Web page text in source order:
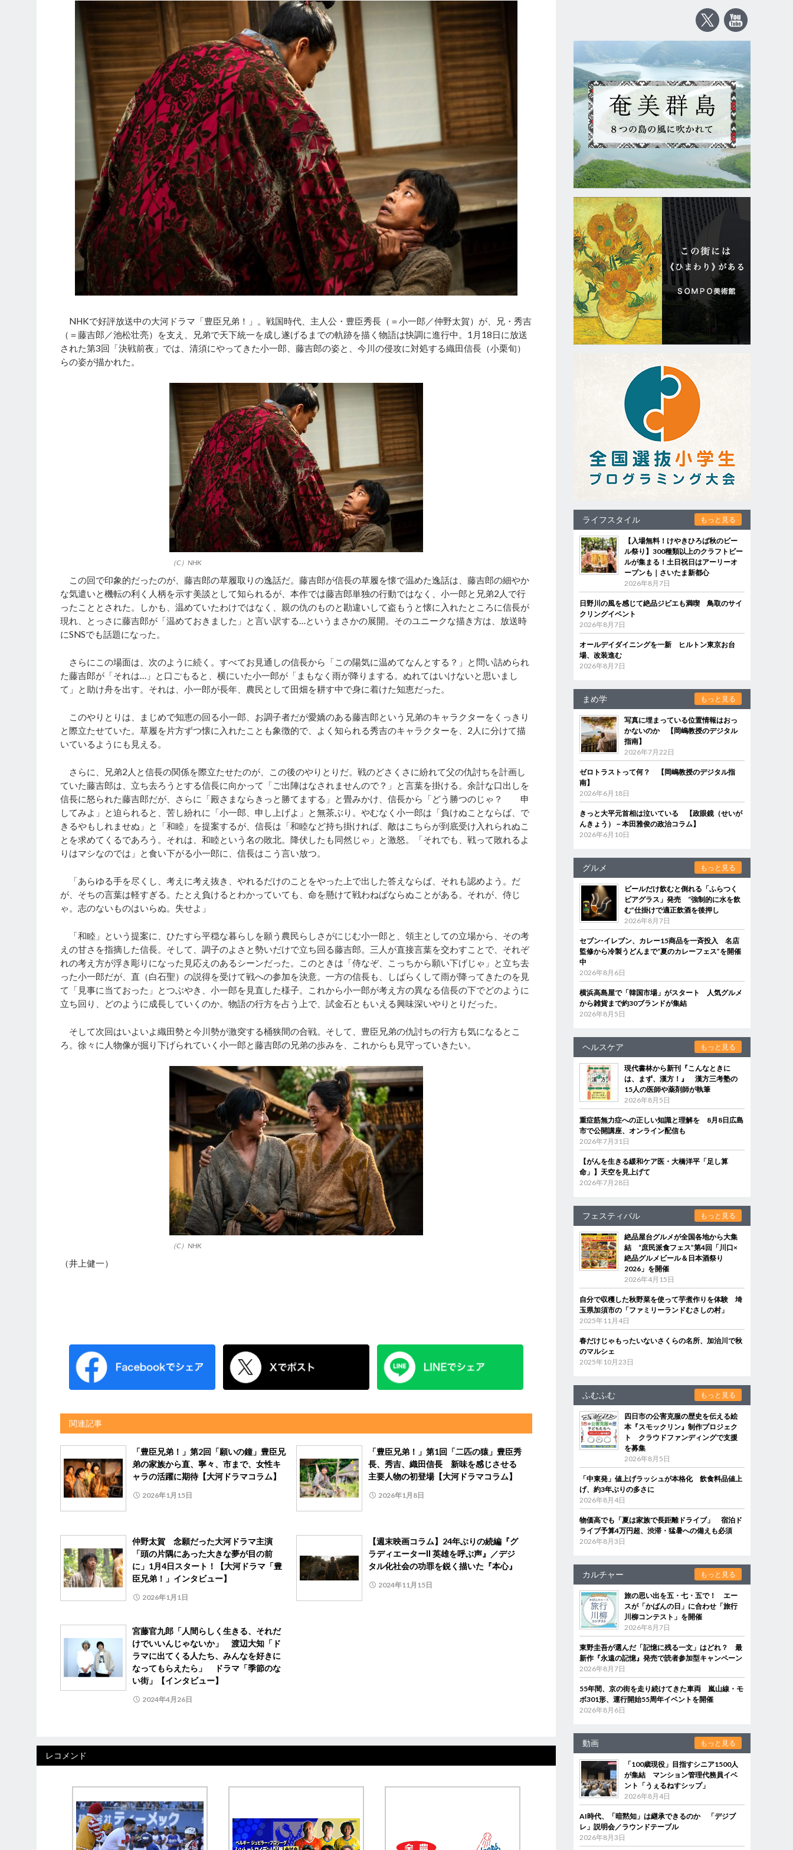
NHKで好評放送中の大河ドラマ「豊臣兄弟！」。戦国時代、主人公・豊臣秀長（＝小一郎／仲野太賀）が、兄・秀吉
（＝藤吉郎／池松壮亮）を支え、兄弟で天下統一を成し遂げるまでの軌跡を描く物語は快調に進行中。1月18日に放送
された第3回「決戦前夜」では、清須にやってきた小一郎、藤吉郎の姿と、今川の侵攻に対処する織田信長（小栗旬）
らの姿が描かれた。
（C）NHK
この回で印象的だったのが、藤吉郎の草履取りの逸話だ。藤吉郎が信長の草履を懐で温めた逸話は、藤吉郎の細やか
な気遣いと機転の利く人柄を示す美談として知られるが、本作では藤吉郎単独の行動ではなく、小一郎と兄弟2人で行
ったこととされた。しかも、温めていたわけではなく、親の仇のものと勘違いして盗もうと懐に入れたところに信長が
現れ、とっさに藤吉郎が「温めておきました」と言い訳する…というまさかの展開。そのユニークな描き方は、放送時
にSNSでも話題になった。
さらにこの場面は、次のように続く。すべてお見通しの信長から「この陽気に温めてなんとする？」と問い詰められ
た藤吉郎が「それは…」と口ごもると、横にいた小一郎が「まもなく雨が降りまする。ぬれてはいけないと思いまし
て」と助け舟を出す。それは、小一郎が長年、農民として田畑を耕す中で身に着けた知恵だった。
このやりとりは、まじめで知恵の回る小一郎、お調子者だが愛嬌のある藤吉郎という兄弟のキャラクターをくっきり
と際立たせていた。草履を片方ずつ懐に入れたことも象徴的で、よく知られる秀吉のキャラクターを、2人に分けて描
いているようにも見える。
さらに、兄弟2人と信長の関係を際立たせたのが、この後のやりとりだ。戦のどさくさに紛れて父の仇討ちを計画し
ていた藤吉郎は、立ち去ろうとする信長に向かって「ご出陣はなされませんので？」と言葉を掛ける。余計な口出しを
信長に怒られた藤吉郎だが、さらに「殿さまならきっと勝てまする」と畳みかけ、信長から「どう勝つのじゃ？ 申
してみよ」と迫られると、苦し紛れに「小一郎、申し上げよ」と無茶ぶり。やむなく小一郎は「負けぬことならば、で
きるやもしれませぬ」と「和睦」を提案するが、信長は「和睦など持ち掛ければ、敵はこちらが到底受け入れられぬこ
とを求めてくるであろう。それは、和睦という名の敗北。降伏したも同然じゃ」と激怒。「それでも、戦って敗れるよ
りはマシなのでは」と食い下がる小一郎に、信長はこう言い放つ。
「あらゆる手を尽くし、考えに考え抜き、やれるだけのことをやった上で出した答えならば、それも認めよう。だ
が、そちの言葉は軽すぎる。たとえ負けるとわかっていても、命を懸けて戦わねばならぬことがある。それが、侍じ
ゃ。志のないものはいらぬ。失せよ」
「和睦」という提案に、ひたすら平穏な暮らしを願う農民らしさがにじむ小一郎と、領主としての立場から、その考
えの甘さを指摘した信長。そして、調子のよさと勢いだけで立ち回る藤吉郎。三人が直接言葉を交わすことで、それぞ
れの考え方が浮き彫りになった見応えのあるシーンだった。このときは「侍なぞ、こっちから願い下げじゃ」と立ち去
った小一郎だが、直（白石聖）の説得を受けて戦への参加を決意。一方の信長も、しばらくして雨が降ってきたのを見
て「見事に当ておった」とつぶやき、小一郎を見直した様子。これから小一郎が考え方の異なる信長の下でどのように
立ち回り、どのように成長していくのか。物語の行方を占う上で、試金石ともいえる興味深いやりとりだった。
そして次回はいよいよ織田勢と今川勢が激突する桶狭間の合戦。そして、豊臣兄弟の仇討ちの行方も気になるとこ
ろ。徐々に人物像が掘り下げられていく小一郎と藤吉郎の兄弟の歩みを、これからも見守っていきたい。
（C）NHK
（井上健一）
関連記事
「豊臣兄弟！」第2回「願いの鐘」豊臣兄
弟の家族から直、寧々、市まで、女性キ
ャラの活躍に期待【大河ドラマコラム】
2026年1月15日
「豊臣兄弟！」第1回「二匹の猿」豊臣秀
長、秀吉、織田信長 新味を感じさせる
主要人物の初登場【大河ドラマコラム】
2026年1月8日
仲野太賀 念願だった大河ドラマ主演
「頭の片隅にあった大きな夢が目の前
に」1月4日スタート！【大河ドラマ「豊
臣兄弟！」インタビュー】
2026年1月1日
【週末映画コラム】24年ぶりの続編『グ
ラディエーターⅡ 英雄を呼ぶ声』／デジ
タル化社会の功罪を鋭く描いた『本心』
2024年11月15日
宮藤官九郎「人間らしく生きる、それだ
けでいいんじゃないか」 渡辺大知「ド
ラマに出てくる人たち、みんなを好きに
なってもらえたら」 ドラマ「季節のな
い街」【インタビュー】
2024年4月26日
レコメンド
ライフスタイル もっと見る
【入場無料！けやきひろば秋のビー
ル祭り】300種類以上のクラフトビー
ルが集まる！土日祝日はアーリーオ
ープンも｜さいたま新都心
2026年8月7日
日野川の風を感じて絶品ジビエも満喫 鳥取のサイ
クリングイベント
2026年8月7日
オールデイダイニングを一新 ヒルトン東京お台
場、改装進む
2026年8月7日
まめ学 もっと見る
写真に埋まっている位置情報はおっ
かないのか 【岡嶋教授のデジタル
指南】
2026年7月22日
ゼロトラストって何？ 【岡嶋教授のデジタル指
南】
2026年6月18日
きっと大平元首相は泣いている 【政眼鏡（せいが
んきょう）－本田雅俊の政治コラム】
2026年6月10日
グルメ もっと見る
ビールだけ飲むと倒れる「ふらつく
ビアグラス」発売 “強制的に水を飲
む”仕掛けで適正飲酒を後押し
2026年8月7日
セブン‐イレブン、カレー15商品を一斉投入 名店
監修から冷製うどんまで“夏のカレーフェス”を開催
中
2026年8月6日
横浜高島屋で「韓国市場」がスタート 人気グルメ
から雑貨まで約30ブランドが集結
2026年8月5日
ヘルスケア もっと見る
現代書林から新刊『こんなときに
は、まず、漢方！』 漢方三考塾の
15人の医師や薬剤師が執筆
2026年8月5日
重症筋無力症への正しい知識と理解を 8月8日広島
市で公開講座、オンライン配信も
2026年7月31日
【がんを生きる緩和ケア医・大橋洋平「足し算
命」】天空を見上げて
2026年7月28日
フェスティバル もっと見る
絶品屋台グルメが全国各地から大集
結 “庶民派食フェス”第4回「川口×
絶品グルメビール＆日本酒祭り
2026」を開催
2026年4月15日
自分で収穫した秋野菜を使って芋煮作りを体験 埼
玉県加須市の「ファミリーランドむさしの村」
2025年11月4日
春だけじゃもったいないさくらの名所、加治川で秋
のマルシェ
2025年10月23日
ふむふむ もっと見る
四日市の公害克服の歴史を伝える絵
本『スモックリン』制作プロジェク
ト クラウドファンディングで支援
を募集
2026年8月5日
「中東発」値上げラッシュが本格化 飲食料品値上
げ、約3年ぶりの多さに
2026年8月4日
物価高でも「夏は家族で長距離ドライブ」 宿泊ド
ライブ予算4万円超、渋滞・猛暑への備えも必須
2026年8月3日
カルチャー もっと見る
旅の思い出を五・七・五で！ エー
スが「かばんの日」に合わせ「旅行
川柳コンテスト」を開催
2026年8月7日
東野圭吾が選んだ「記憶に残る一文」はどれ？ 最
新作『永遠の記憶』発売で読者参加型キャンペーン
2026年8月7日
55年間、京の街を走り続けてきた車両 嵐山線・モ
ボ301形、運行開始55周年イベントを開催
2026年8月6日
動画 もっと見る
「100歳現役」目指すシニア1500人
が集結 マンション管理代務員イベ
ント「うぇるねすシップ」
2026年8月4日
AI時代、「暗黙知」は継承できるのか 「デジブ
レ」説明会／ラウンドテーブル
2026年8月3日